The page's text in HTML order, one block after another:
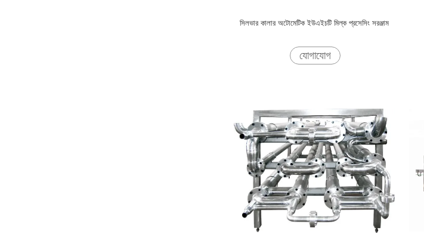
সিলভার কালার অটোমেটিক ইউএইচটি মিল্ক প্রসেসিং সরঞ্জাম
যোগাযোগ